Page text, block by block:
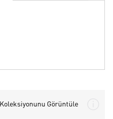
Koleksiyonunu Görüntüle